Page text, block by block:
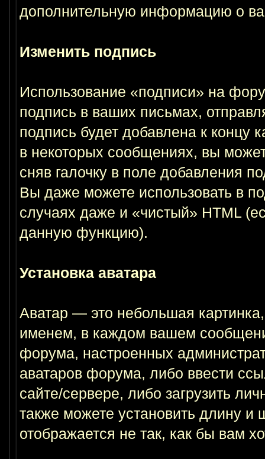
дополнительную информацию о
Изменить подпись
Использование «подписи» на
подпись в ваших письмах,
подпись будет добавлена к
в некоторых сообщениях, вы
сняв галочку в поле добавления
Вы даже можете использовать в
случаях даже и «чистый» HTML
данную функцию).
Установка аватара
Аватар — это небольшая
именем, в каждом вашем
форума, настроенных
аватаров форума, либо ввести
сайте/сервере, либо загрузить
также можете установить длину и
отображается не так, как бы вам